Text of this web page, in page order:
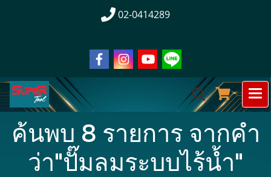
02-0414289
ค้นพบ 8 รายการ จากคำ
ว่า"ปั๊มลมระบบไร้น้ำ"